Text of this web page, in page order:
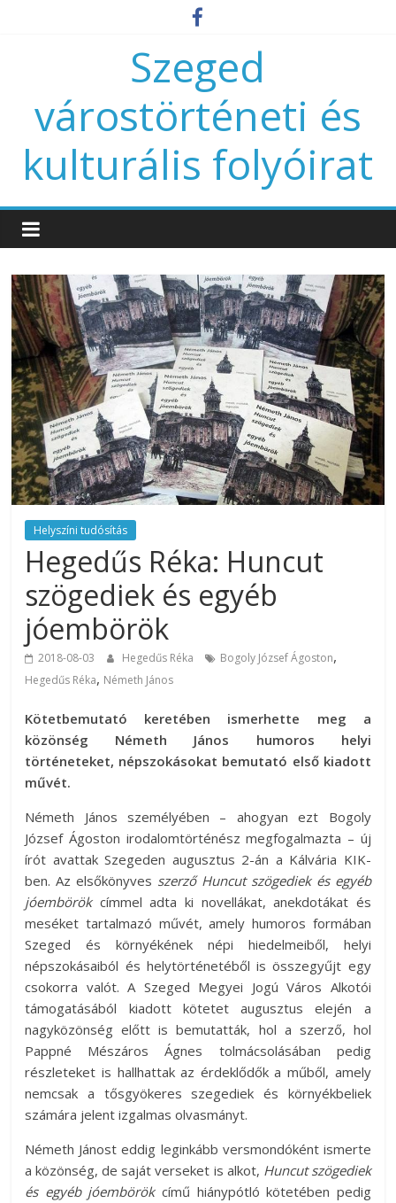
Szeged
várostörténeti és
kulturális folyóirat
Helyszíni tudósítás
Hegedűs Réka: Huncut
szögediek és egyéb
jóembörök
2018-08-03 Hegedűs Réka Bogoly József Ágoston,
Hegedűs Réka, Németh János
Kötetbemutató keretében ismerhette meg a
közönség Németh János humoros helyi
történeteket, népszokásokat bemutató első kiadott
művét.
Németh János személyében – ahogyan ezt Bogoly
József Ágoston irodalomtörténész megfogalmazta – új
írót avattak Szegeden augusztus 2-án a Kálvária KIK-
ben. Az elsőkönyves szerző Huncut szögediek és egyéb
jóembörökcímmel adta ki novellákat, anekdotákat és
meséket tartalmazó művét, amely humoros formában
Szeged és környékének népi hiedelmeiből, helyi
népszokásaiból és helytörténetéből is összegyűjt egy
csokorra valót. A Szeged Megyei Jogú Város Alkotói
támogatásából kiadott kötetet augusztus elején a
nagyközönség előtt is bemutatták, hol a szerző, hol
Pappné Mészáros Ágnes tolmácsolásában pedig
részleteket is hallhattak az érdeklődők a műből, amely
nemcsak a tősgyökeres szegediek és környékbeliek
számára jelent izgalmas olvasmányt.
Németh Jánost eddig leginkább versmondóként ismerte
a közönség, de saját verseket is alkot, Huncut szögediek
és egyéb jóembörökcímű hiánypótló kötetében pedig